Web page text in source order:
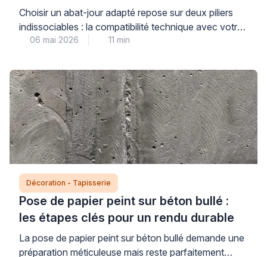
Choisir un abat-jour adapté repose sur deux piliers
indissociables : la compatibilité technique avec votre
installation électrique et l’harmonie esthétique avec
fois votre sécurité au quotidien et votre satisfaction
décorative, deux dimensions qui méritent la même
attention pour un résultat à la hauteur de vos
attentes. Les […]
06 mai 2026 11 min
Décoration - Tapisserie
Pose de papier peint sur béton bullé :
les étapes clés pour un rendu durable
La pose de papier peint sur béton bullé demande une
préparation méticuleuse mais reste parfaitement